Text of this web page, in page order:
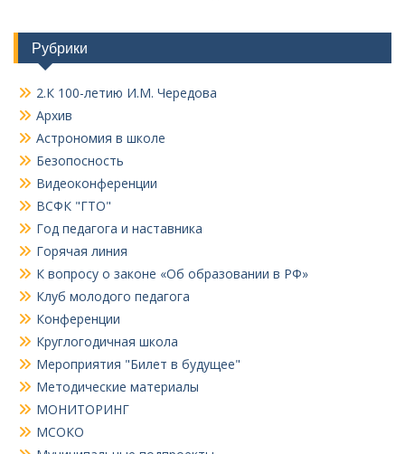
Рубрики
2.К 100-летию И.М. Чередова
Архив
Астрономия в школе
Безопосность
Видеоконференции
ВСФК "ГТО"
Год педагога и наставника
Горячая линия
К вопросу о законе «Об образовании в РФ»
Клуб молодого педагога
Конференции
Круглогодичная школа
Мероприятия "Билет в будущее"
Методические материалы
МОНИТОРИНГ
МСОКО